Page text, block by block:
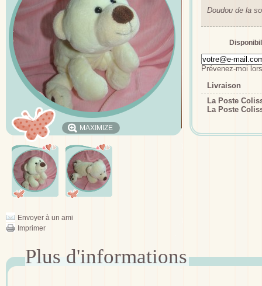
MAXIMIZE
Envoyer à un ami
Imprimer
Doudou de la
Prévenez-moi
Livraison
La Poste
La Poste